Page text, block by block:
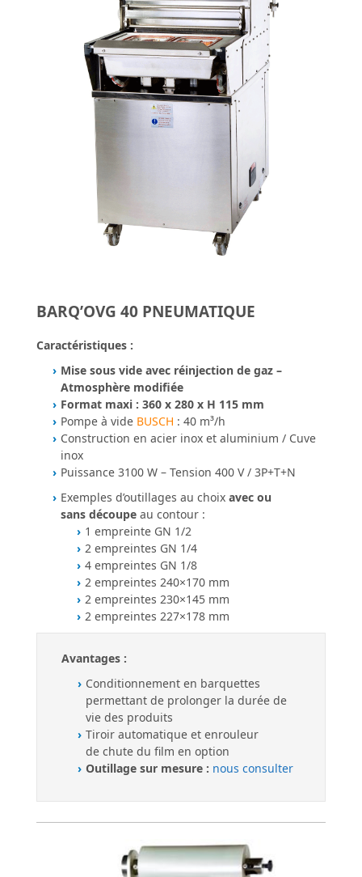
BARQ’OVG 40 PNEUMATIQUE
Caractéristiques :
Mise sous vide avec réinjection de gaz –
Atmosphère modifiée
Format maxi : 360 x 280 x H 115 mm
Pompe à vide BUSCH : 40 m³/h
Construction en acier inox et aluminium / Cuve
inox
Puissance 3100 W – Tension 400 V / 3P+T+N
Exemples d’outillages au choix avec ou
sans découpe au contour :
1 empreinte GN 1/2
2 empreintes GN 1/4
4 empreintes GN 1/8
2 empreintes 240×170 mm
2 empreintes 230×145 mm
2 empreintes 227×178 mm
Avantages :
Conditionnement en barquettes
permettant de prolonger la durée de
vie des produits
Tiroir automatique et enrouleur
de chute du film en option
Outillage sur mesure : nous consulter